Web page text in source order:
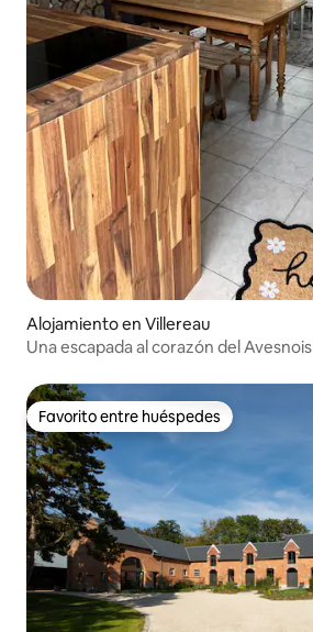
Alojamiento en Villereau
Una escapada al corazón del Avesnois
Favorito entre huéspedes
Favorito entre huéspedes